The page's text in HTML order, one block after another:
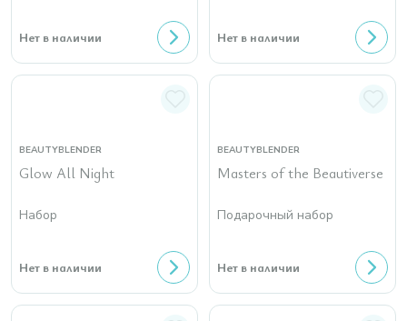
Нет в наличии Нет в наличии
BEAUTYBLENDER
Glow All Night
Набор
Нет в наличии
BEAUTYBLENDER
Masters of the Beautiverse
Подарочный набор
Нет в наличии